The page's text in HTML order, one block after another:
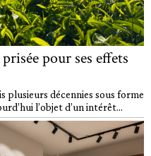
pour ses effets
plusieurs décennies sous forme
l’objet d’un intérêt...